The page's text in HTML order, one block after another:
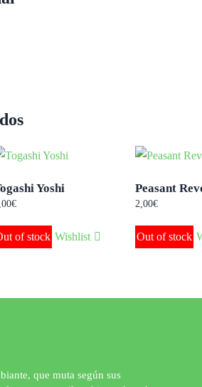
Yoshi
€
of stock Wishlist
Peasant
2,00€
Out of stock
que muta según sus